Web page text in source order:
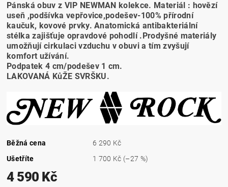
Pánská obuv z VIP NEWMAN kolekce. Materiál : hovězí
useň ,podšívka vepřovice,podešev-100% přírodní
kaučuk, kovové prvky. Anatomická antibakteriální
stélka zajišťuje opravdové pohodlí .Prodyšné materiály
umožňují cirkulaci vzduchu v obuvi a tím zvyšují
komfort užívání.
Podpatek 4 cm/podešev 1 cm.
LAKOVANÁ KůŽE SVRŠKU.
Běžná cena
6 290 Kč
Ušetříte
1 700 Kč (–27 %)
4 590 Kč